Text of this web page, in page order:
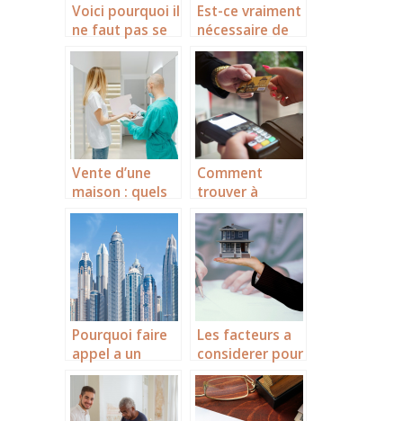
Voici pourquoi il
ne faut pas se
priver des
services d’une
agence
immobilière !
Est-ce vraiment
nécessaire de
recourir à un
cabinet de
conseil en
gestion de
patrimoine ?
Vente d’une
maison : quels
diagnostics
obligatoires
faut-il faire ?
Comment
trouver à
Annecy un
domicile de
commerce idéal
?
Pourquoi faire
appel a un
architecte pour
la construction
de sa maison ?
Les facteurs a
considerer pour
acheter un
appartement